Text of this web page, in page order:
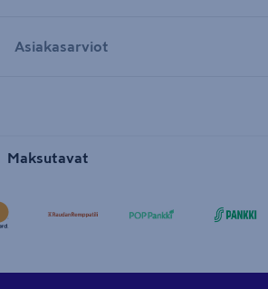
Asiakasarviot
Maksutavat